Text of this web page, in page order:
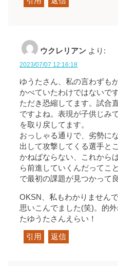
ウクレリアン より:
2023/07/07 12:16:18
ゆうたさん、私の言わずも
かべていたわけではないで
ただき恐縮してます。試合
ですよね。表現が子供じみ
を取り戻してます。
おっしゃる通りで、劣勢に
出して攻撃してくる選手と
かねばならない、これから
ら前進していくんだってこ
で最初の課題が見つかって
OKSN、私もわかりません
思いこんでました(笑)。的
たゆうたさんえらい！
引用 返信